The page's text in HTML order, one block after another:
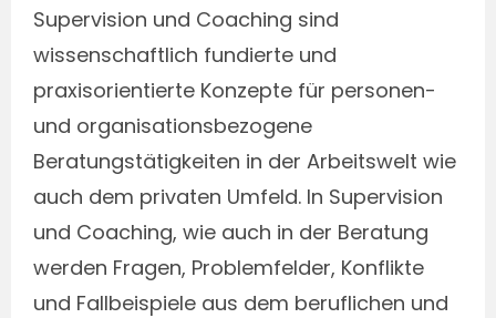
Supervision und Coaching sind
wissenschaftlich fundierte und
praxisorientierte Konzepte für personen-
und organisationsbezogene
Beratungstätigkeiten in der Arbeitswelt wie
auch dem privaten Umfeld. In Supervision
und Coaching, wie auch in der Beratung
werden Fragen, Problemfelder, Konflikte
und Fallbeispiele aus dem beruflichen und